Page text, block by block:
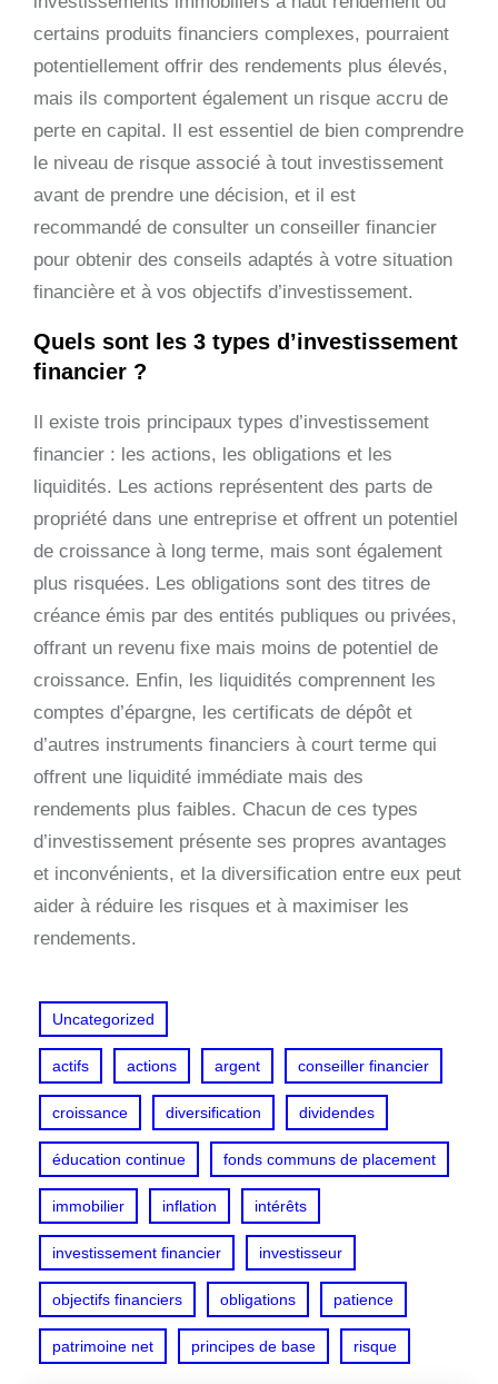
certains produits financiers complexes, pourraient
potentiellement offrir des rendements plus élevés,
mais ils comportent également un risque accru de
perte en capital. Il est essentiel de bien comprendre
le niveau de risque associé à tout investissement
avant de prendre une décision, et il est
recommandé de consulter un conseiller financier
pour obtenir des conseils adaptés à votre situation
financière et à vos objectifs d’investissement.
Quels sont les 3 types d’investissement
financier ?
Il existe trois principaux types d’investissement
financier : les actions, les obligations et les
liquidités. Les actions représentent des parts de
propriété dans une entreprise et offrent un potentiel
de croissance à long terme, mais sont également
plus risquées. Les obligations sont des titres de
créance émis par des entités publiques ou privées,
offrant un revenu fixe mais moins de potentiel de
croissance. Enfin, les liquidités comprennent les
comptes d’épargne, les certificats de dépôt et
d’autres instruments financiers à court terme qui
offrent une liquidité immédiate mais des
rendements plus faibles. Chacun de ces types
d’investissement présente ses propres avantages
et inconvénients, et la diversification entre eux peut
aider à réduire les risques et à maximiser les
rendements.
Uncategorized
actifs actions argent conseiller financier
croissance diversification dividendes
éducation continue fonds communs de placement
immobilier inflation intérêts
investissement financier investisseur
objectifs financiers obligations patience
patrimoine net principes de base risque